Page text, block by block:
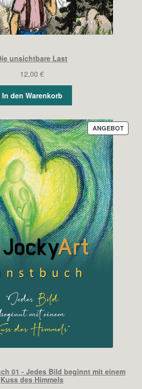
unsichtbare Last
12,00 €
In den Warenkorb
ANGEBOT
IM
01 - Jedes Bild beginnt mit einem
Kuss des Himmels